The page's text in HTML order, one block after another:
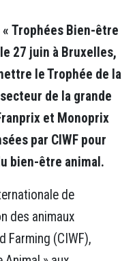
« Trophées Bien-être
27 juin à Bruxelles,
le Trophée de la
de la grande
et Monoprix
par CIWF pour
bien-être animal.
de
des animaux
Farming (CIWF),